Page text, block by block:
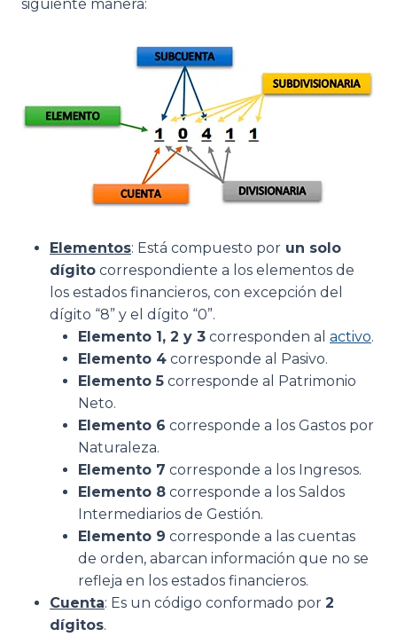
siguiente manera:
Elementos: Está compuesto por un solo
dígito correspondiente a los elementos de
los estados financieros, con excepción del
dígito “8” y el dígito “0”.
Elemento 1, 2 y 3 corresponden al activo.
Elemento 4 corresponde al Pasivo.
Elemento 5 corresponde al Patrimonio
Neto.
Elemento 6 corresponde a los Gastos por
Naturaleza.
Elemento 7 corresponde a los Ingresos.
Elemento 8 corresponde a los Saldos
Intermediarios de Gestión.
Elemento 9 corresponde a las cuentas
de orden, abarcan información que no se
refleja en los estados financieros.
Cuenta: Es un código conformado por 2
dígitos.